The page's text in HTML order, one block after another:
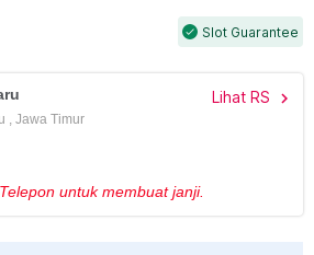
check Slot Guarantee
Lihat RS chevron_right
, Jawa Timur
untuk membuat janji.